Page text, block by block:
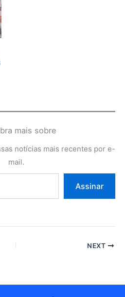
mais sobre
notícias mais recentes por e-
mail.
Assinar
NEXT